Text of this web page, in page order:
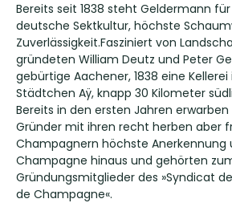
Bereits seit 1838 steht Geldermann
deutsche Sektkultur, höchste
Zuverlässigkeit.Fasziniert von
gründeten William Deutz und Peter
gebürtige Aachener, 1838 eine
Städtchen Aÿ, knapp 30 Kilometer
Bereits in den ersten Jahren
Gründer mit ihren recht herben aber
Champagnern höchste Anerkennung
Champagne hinaus und gehörten
Gründungsmitglieder des »Syndicat
de Champagne«.